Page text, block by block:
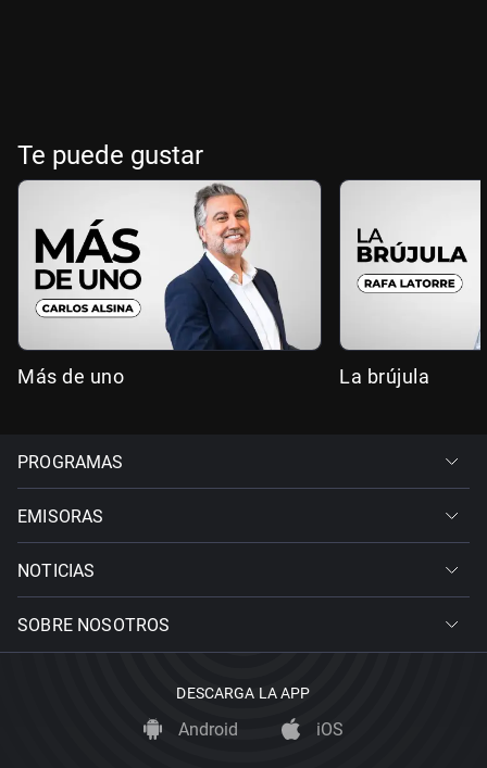
Te puede gustar
Más de uno La brújula
PROGRAMAS
EMISORAS
NOTICIAS
SOBRE NOSOTROS
DESCARGA LA APP
Android iOS